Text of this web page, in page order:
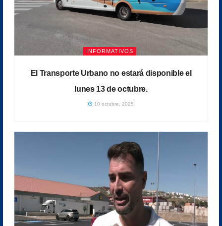
INFORMATIVOS
El Transporte Urbano no estará disponible el
lunes 13 de octubre.
10 octubre, 2025